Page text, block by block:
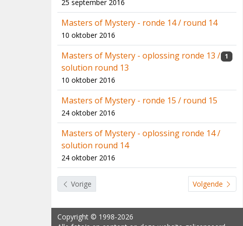
25 september 2016
Masters of Mystery - ronde 14 / round 14
10 oktober 2016
Masters of Mystery - oplossing ronde 13 /
solution round 13
10 oktober 2016
1
Masters of Mystery - ronde 15 / round 15
24 oktober 2016
Masters of Mystery - oplossing ronde 14 /
solution round 14
24 oktober 2016
Vorige Volgende
Copyright © 1998-2026